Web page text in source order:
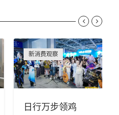
新消费观察
日行万步领鸡
 